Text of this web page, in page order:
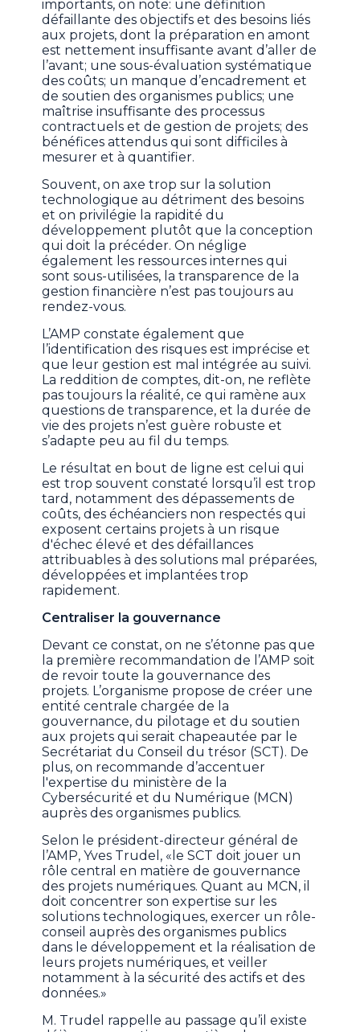
importants, on note: une définition
défaillante des objectifs et des besoins liés
aux projets, dont la préparation en amont
est nettement insuffisante avant d’aller de
l’avant; une sous-évaluation systématique
des coûts; un manque d’encadrement et
de soutien des organismes publics; une
maîtrise insuffisante des processus
contractuels et de gestion de projets; des
bénéfices attendus qui sont difficiles à
mesurer et à quantifier.
Souvent, on axe trop sur la solution
technologique au détriment des besoins
et on privilégie la rapidité du
développement plutôt que la conception
qui doit la précéder. On néglige
également les ressources internes qui
sont sous-utilisées, la transparence de la
gestion financière n’est pas toujours au
rendez-vous.
L’AMP constate également que
l’identification des risques est imprécise et
que leur gestion est mal intégrée au suivi.
La reddition de comptes, dit-on, ne reflète
pas toujours la réalité, ce qui ramène aux
questions de transparence, et la durée de
vie des projets n’est guère robuste et
s’adapte peu au fil du temps.
Le résultat en bout de ligne est celui qui
est trop souvent constaté lorsqu’il est trop
tard, notamment des dépassements de
coûts, des échéanciers non respectés qui
exposent certains projets à un risque
d'échec élevé et des défaillances
attribuables à des solutions mal préparées,
développées et implantées trop
rapidement.
Centraliser la gouvernance
Devant ce constat, on ne s’étonne pas que
la première recommandation de l’AMP soit
de revoir toute la gouvernance des
projets. L’organisme propose de créer une
entité centrale chargée de la
gouvernance, du pilotage et du soutien
aux projets qui serait chapeautée par le
Secrétariat du Conseil du trésor (SCT). De
plus, on recommande d’accentuer
l'expertise du ministère de la
Cybersécurité et du Numérique (MCN)
auprès des organismes publics.
Selon le président-directeur général de
l’AMP, Yves Trudel, «le SCT doit jouer un
rôle central en matière de gouvernance
des projets numériques. Quant au MCN, il
doit concentrer son expertise sur les
solutions technologiques, exercer un rôle-
conseil auprès des organismes publics
dans le développement et la réalisation de
leurs projets numériques, et veiller
notamment à la sécurité des actifs et des
données.»
M. Trudel rappelle au passage qu’il existe